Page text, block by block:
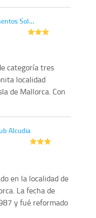
Sol…
categoría tres
localidad
de Mallorca. Con
Alcudia
en la localidad de
La fecha de
y fué reformado